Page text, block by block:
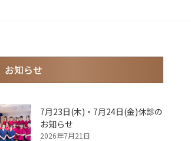
お知らせ
7月23日(木)・7月24日(金)休診の
お知らせ
2026年7月21日